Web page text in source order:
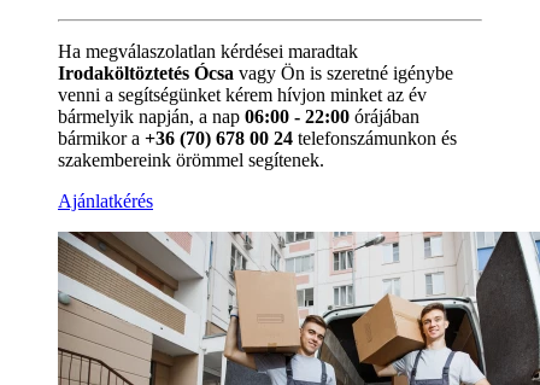
Ha megválaszolatlan kérdései maradtak
Irodaköltöztetés Ócsa vagy Ön is szeretné igénybe
venni a segítségünket kérem hívjon minket az év
bármelyik napján, a nap 06:00 - 22:00 órájában
bármikor a +36 (70) 678 00 24 telefonszámunkon és
szakembereink örömmel segítenek.
Ajánlatkérés